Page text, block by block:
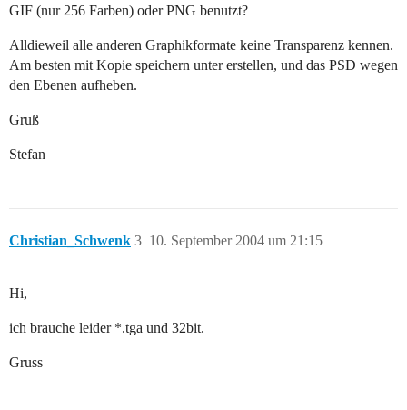
GIF (nur 256 Farben) oder PNG benutzt?
Alldieweil alle anderen Graphikformate keine Transparenz kennen.
Am besten mit Kopie speichern unter erstellen, und das PSD wegen
den Ebenen aufheben.
Gruß
Stefan
Christian_Schwenk 10. September 2004 um 21:15
3
Hi,
ich brauche leider *.tga und 32bit.
Gruss